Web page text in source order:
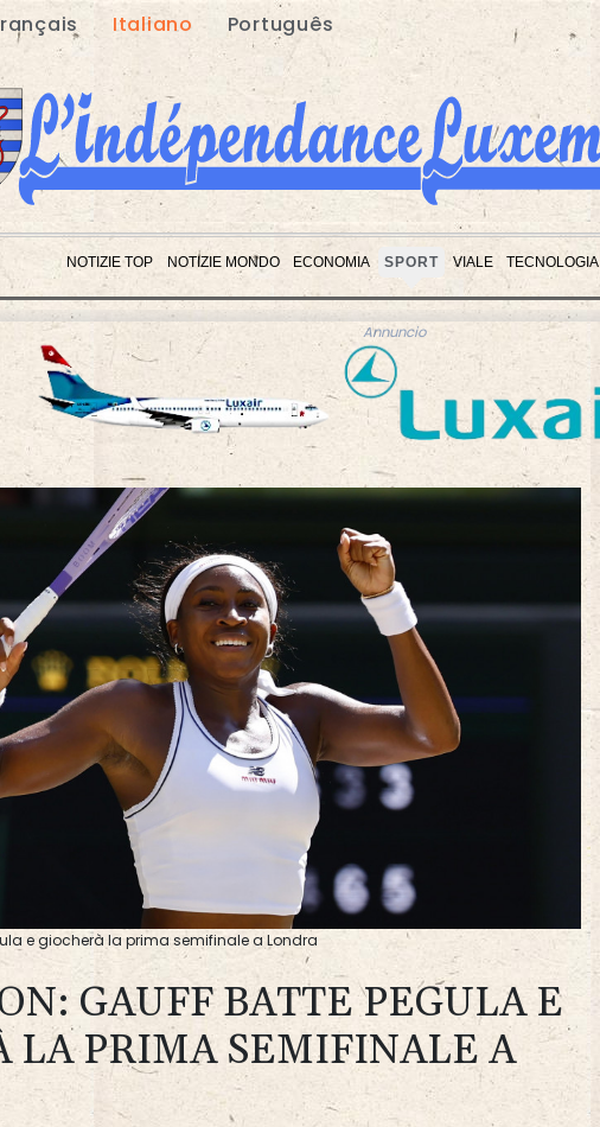
Italiano Português
NOTIZIE TOP NOTIZIE MONDO ECONOMIA SPORT VIALE TECNOLOGIA
Annuncio
e giocherà la prima semifinale a Londra
GAUFF BATTE PEGULA E
LA PRIMA SEMIFINALE A